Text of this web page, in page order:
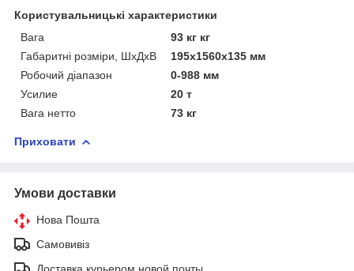
Користувальницькі характеристики
Вага
93 кг кг
Габаритні розміри, ШхДхВ
195х1560х135 мм
Робочий діапазон
0-988 мм
Усилие
20 т
Вага нетто
73 кг
Приховати
Умови доставки
Нова Пошта
Самовивіз
Доставка курьером новой почты